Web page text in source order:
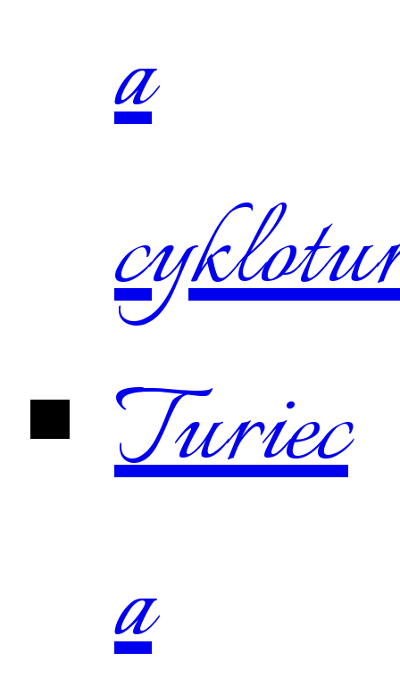
a
Turiec
a